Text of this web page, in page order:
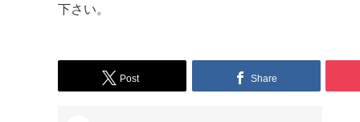
下さい。
Post Share